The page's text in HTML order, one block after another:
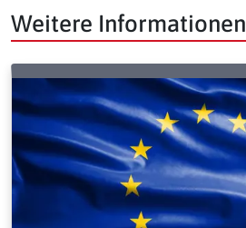
Weitere Informationen